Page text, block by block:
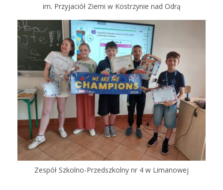
im. Przyjaciół Ziemi w Kostrzynie nad Odrą
Zespół Szkolno-Przedszkolny nr 4 w Limanowej